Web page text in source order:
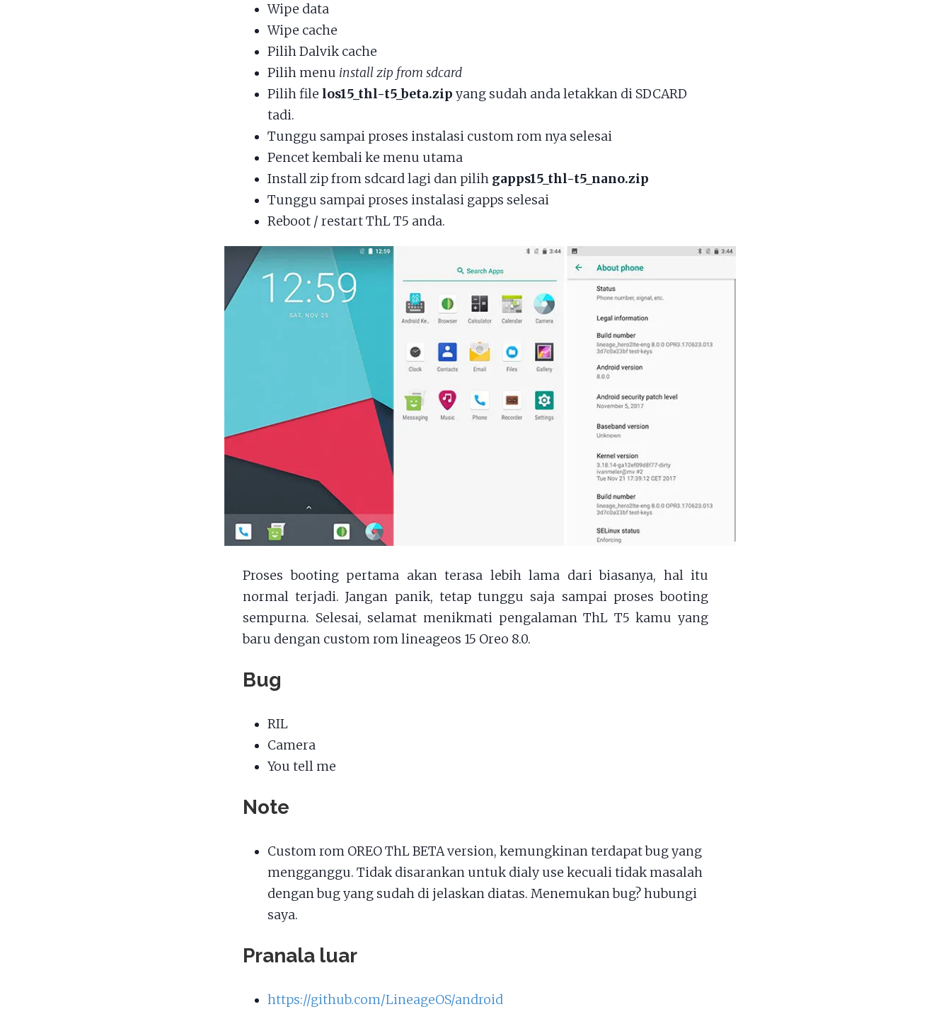
Wipe data
Wipe cache
Pilih Dalvik cache
Pilih menu install zip from sdcard
Pilih file los15_thl-t5_beta.zip yang sudah anda letakkan di SDCARD
tadi.
Tunggu sampai proses instalasi custom rom nya selesai
Pencet kembali ke menu utama
Install zip from sdcard lagi dan pilih gapps15_thl-t5_nano.zip
Tunggu sampai proses instalasi gapps selesai
Reboot / restart ThL T5 anda.
Proses booting pertama akan terasa lebih lama dari biasanya, hal itu
normal terjadi. Jangan panik, tetap tunggu saja sampai proses booting
sempurna. Selesai, selamat menikmati pengalaman ThL T5 kamu yang
baru dengan custom rom lineageos 15 Oreo 8.0.
Bug
RIL
Camera
You tell me
Note
Custom rom OREO ThL BETA version, kemungkinan terdapat bug yang
mengganggu. Tidak disarankan untuk dialy use kecuali tidak masalah
dengan bug yang sudah di jelaskan diatas. Menemukan bug? hubungi
saya.
Pranala luar
https://github.com/LineageOS/android